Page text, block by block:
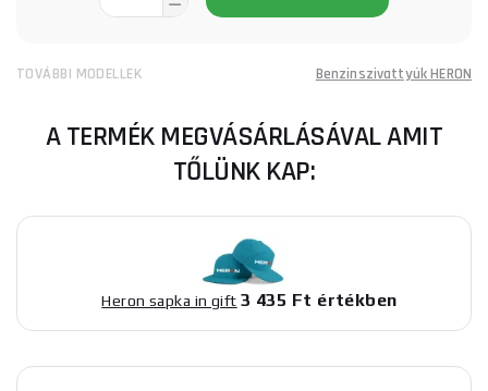
TOVÁBBI MODELLEK Benzinszivattyúk HERON
A TERMÉK MEGVÁSÁRLÁSÁVAL AMIT
TŐLÜNK KAP:
Heron sapka in gift 3 435 Ft értékben